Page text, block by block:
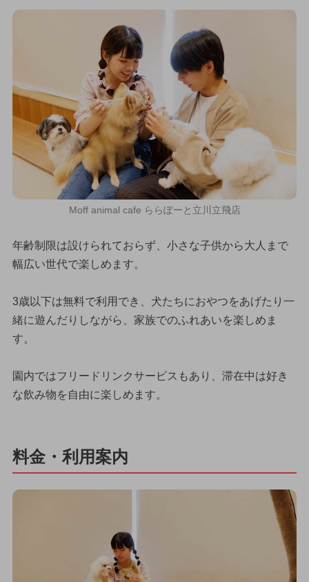
Moff animal cafe ららぽーと立川立飛店
年齢制限は設けられておらず、小さな子供から大人まで
幅広い世代で楽しめます。
3歳以下は無料で利用でき、犬たちにおやつをあげたり一
緒に遊んだりしながら、家族でのふれあいを楽しめま
す。
園内ではフリードリンクサービスもあり、滞在中は好き
な飲み物を自由に楽しめます。
料金・利用案内